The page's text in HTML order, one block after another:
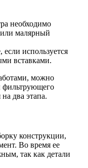
необходимо
или малярный
если используется
вставками.
можно
фильтрующего
два этапа.
конструкции,
Во время ее
так как детали